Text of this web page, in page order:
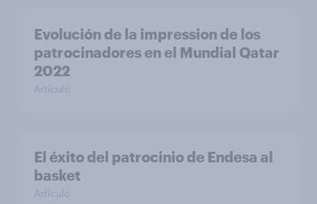
Evolución de la impression de los
patrocinadores en el Mundial Qatar
2022
Artículo
El éxito del patrocinio de Endesa al
basket
Artículo